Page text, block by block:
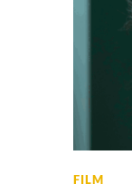
FILM